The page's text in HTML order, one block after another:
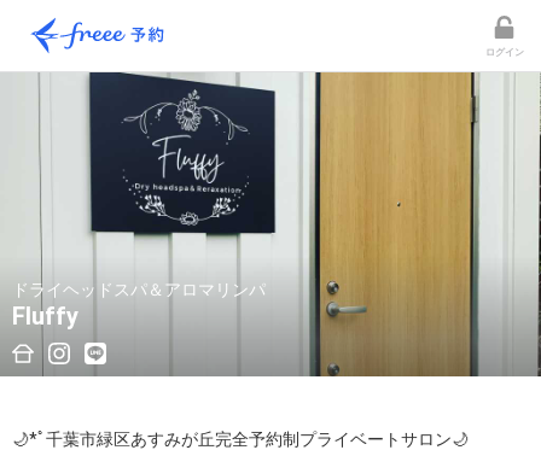
ログイン
ドライヘッドスパ＆アロマリンパ
Fluffy
🌙*ﾟ千葉市緑区あすみが丘完全予約制プライベートサロン🌙